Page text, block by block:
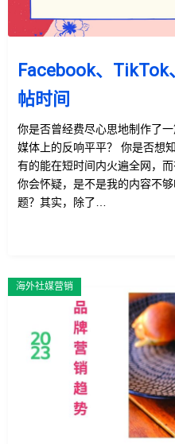
Facebook、
帖时间
你是否曾经费尽心思地制作了
媒体上的反响平平？ 你是否想
有的能在短时间内火遍全网，
你会怀疑，是不是我的内容不
题？其实，除了…
海外社媒营销